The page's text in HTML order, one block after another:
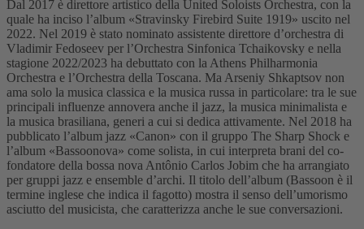
Dal 2017 è direttore artistico della United Soloists Orchestra, con la
quale ha inciso l’album «Stravinsky Firebird Suite 1919» uscito nel
2022. Nel 2019 è stato nominato assistente direttore d’orchestra di
Vladimir Fedoseev per l’Orchestra Sinfonica Tchaikovsky e nella
stagione 2022/2023 ha debuttato con la Athens Philharmonia
Orchestra e l’Orchestra della Toscana. Ma Arseniy Shkaptsov non
ama solo la musica classica e la musica russa in particolare: tra le sue
principali influenze annovera anche il jazz, la musica minimalista e
la musica brasiliana, generi a cui si dedica attivamente. Nel 2018 ha
pubblicato l’album jazz «Canon» con il gruppo The Sharp Shock e
l’album «Bassoonova» come solista, in cui interpreta brani del co-
fondatore della bossa nova Antônio Carlos Jobim che ha arrangiato
per gruppi jazz e ensemble d’archi. Il titolo dell’album (Bassoon è il
termine inglese che indica il fagotto) mostra il senso dell’umorismo
asciutto del musicista, che caratterizza anche le sue conversazioni.